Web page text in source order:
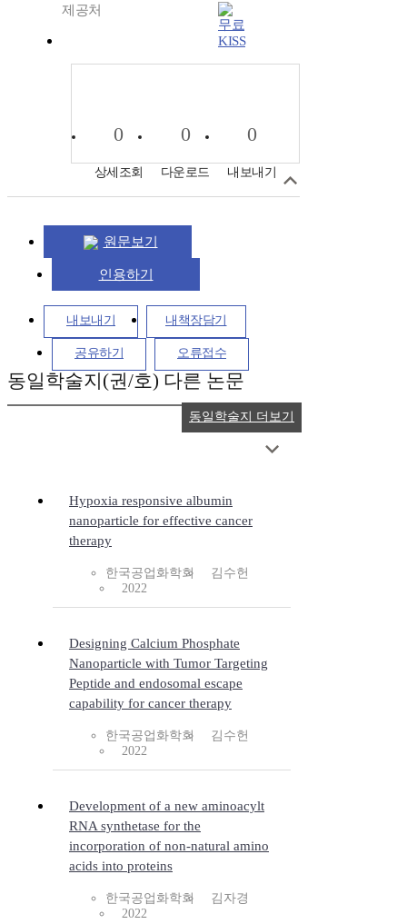
제공처
KISS
0
상세조회
0
다운로드
0
내보내기
원문보기
인용하기
내보내기 내책장담기
공유하기 오류접수
동일학술지(권/호) 다른 논문
Hypoxia responsive albumin
nanoparticle for effective cancer
therapy
한국공업화학회
김수헌
2022
Designing Calcium Phosphate
Nanoparticle with Tumor Targeting
Peptide and endosomal escape
capability for cancer therapy
한국공업화학회
김수헌
2022
Development of a new aminoacylt
RNA synthetase for the
incorporation of non-natural amino
acids into proteins
한국공업화학회
김자경
2022
동일학술지 더보기